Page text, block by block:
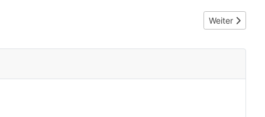
Nächster
Weiter